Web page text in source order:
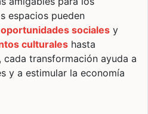
espacios pueden
oportunidades sociales y
culturales hasta
transformación ayuda a
y a estimular la economía